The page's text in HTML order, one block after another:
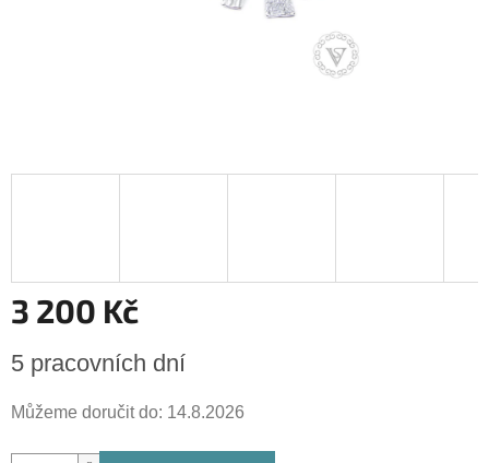
3 200 Kč
cena:
5 pracovních dní
Můžeme doručit do: 14.8.2026